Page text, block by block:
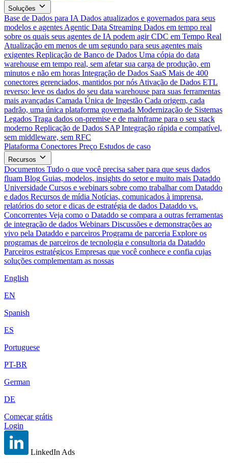
Soluções
Base de Dados para IA Dados atualizados e governados para seus
modelos e agentes Agentic Data Streaming Dados em tempo real
sobre os quais seus agentes de IA podem agir CDC em Tempo Real
Atualização em menos de um segundo para seus agentes mais
exigentes Replicação de Banco de Dados Uma cópia do data
warehouse em tempo real, sem afetar sua carga de produção, em
minutos e não em horas Integração de Dados SaaS Mais de 400
conectores gerenciados, mantidos por nós Ativação de Dados ETL
reverso: leve os dados do seu data warehouse para suas ferramentas
mais avançadas Camada Única de Ingestão Cada origem, cada
padrão, uma única plataforma governada Modernização de Sistemas
Legados Traga dados on-premise e de mainframe para o seu stack
moderno Replicação de Dados SAP Integração rápida e compatível,
sem middleware, sem RFC
Plataforma Conectores Preço Estudos de caso
Recursos
Documentos Tudo o que você precisa saber para que seus dados
fluam Blog Guias, modelos, insights do setor e muito mais Dataddo
Universidade Cursos e webinars sobre como trabalhar com Dataddo
e dados Recursos de mídia Notícias, comunicados à imprensa,
relatórios do setor e dicas de estratégia de dados Dataddo vs.
Concorrentes Veja como o Dataddo se compara a outras ferramentas
de integração de dados Webinars Discussões e demonstrações ao
vivo pela Dataddo e parceiros Programa de parceria Explore os
programas de parceiros de tecnologia e consultoria da Dataddo
Parceiros estratégicos Empresas que você conhece e confia cujas
soluções complementam as nossas
English
EN
Spanish
ES
Portuguese
PT-BR
German
DE
Começar grátis
Login
LinkedIn Ads